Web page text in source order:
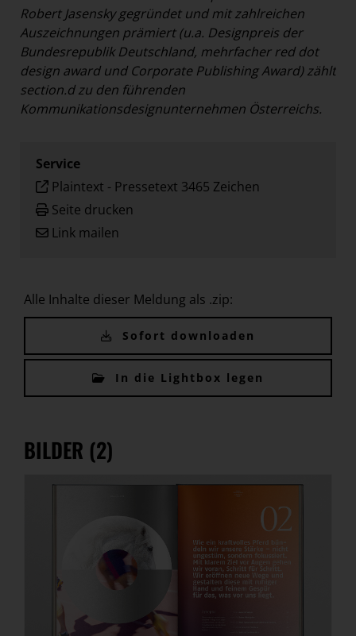
Robert Jasensky gegründet und mit zahlreichen
Auszeichnungen prämiert (u.a. Designpreis der
Bundesrepublik Deutschland, mehrfacher red dot
design award und Corporate Publishing Award) zählt
section.d zu den führenden
Kommunikationsdesignunternehmen Österreichs.
Service
Plaintext - Pressetext 3465 Zeichen
Seite drucken
Link mailen
Alle Inhalte dieser Meldung als .zip:
Sofort downloaden
In die Lightbox legen
BILDER (2)